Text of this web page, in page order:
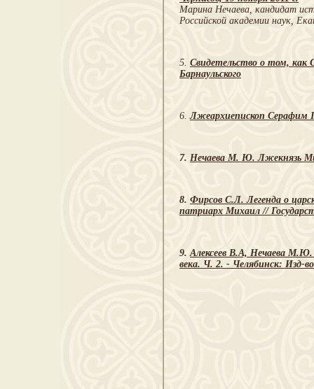
Марина Нечаева, кандидат
Российской академии наук,
5. Свидетельство о том, как
Барнаульского
6.Лжеархиепископ Серафим
7. Нечаева М. Ю. Лжекнязь
8. Фирсов С.Л. Легенда о
патриарх Михаил //
9.Алексеев В.А, Нечаева
века. Ч. 2. - Челябинск: Изд-